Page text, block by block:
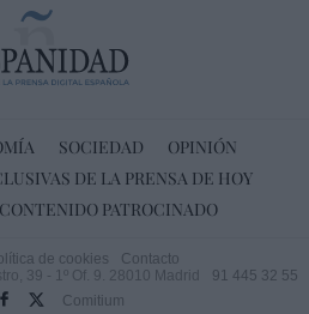
SOCIEDAD
OPINIÓN
DE LA PRENSA DE HOY
CONTENIDO PATROCINADO
de cookies
Contacto
39 - 1º Of. 9. 28010 Madrid
91 445 32 55
Comitium